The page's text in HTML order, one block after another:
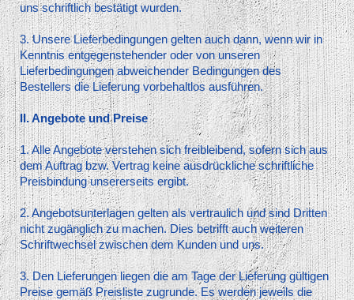
uns schriftlich bestätigt wurden.
3. Unsere Lieferbedingungen gelten auch dann, wenn wir in
Kenntnis entgegenstehender oder von unseren
Lieferbedingungen abweichender Bedingungen des
Bestellers die Lieferung vorbehaltlos ausführen.
II. Angebote und Preise
1. Alle Angebote verstehen sich freibleibend, sofern sich aus
dem Auftrag bzw. Vertrag keine ausdrückliche schriftliche
Preisbindung unsererseits ergibt.
2. Angebotsunterlagen gelten als vertraulich und sind Dritten
nicht zugänglich zu machen. Dies betrifft auch weiteren
Schriftwechsel zwischen dem Kunden und uns.
3. Den Lieferungen liegen die am Tage der Lieferung gültigen
Preise gemäß Preisliste zugrunde. Es werden jeweils die